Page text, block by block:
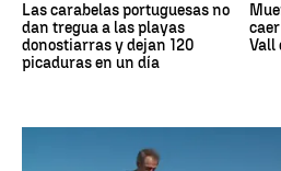
Las carabelas portuguesas no
dan tregua a las playas
donostiarras y dejan 120
picaduras en un día
Vall